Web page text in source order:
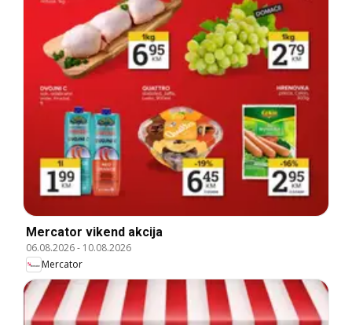
Mercator vikend akcija
06.08.2026- 10.08.2026
Mercator